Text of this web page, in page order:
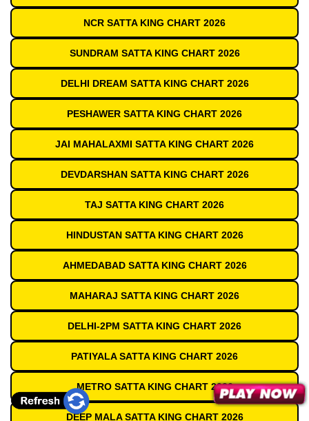
NCR SATTA KING CHART 2026
SUNDRAM SATTA KING CHART 2026
DELHI DREAM SATTA KING CHART 2026
PESHAWER SATTA KING CHART 2026
JAI MAHALAXMI SATTA KING CHART 2026
DEVDARSHAN SATTA KING CHART 2026
TAJ SATTA KING CHART 2026
HINDUSTAN SATTA KING CHART 2026
AHMEDABAD SATTA KING CHART 2026
MAHARAJ SATTA KING CHART 2026
DELHI-2PM SATTA KING CHART 2026
PATIYALA SATTA KING CHART 2026
METRO SATTA KING CHART 2026
DEEP MALA SATTA KING CHART 2026